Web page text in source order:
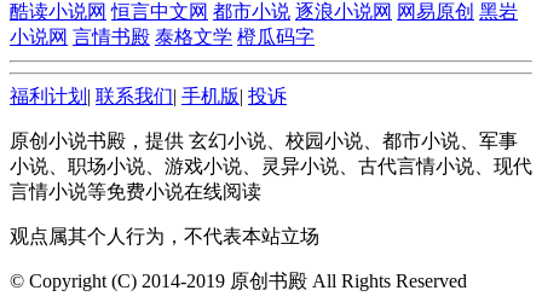
酷读小说网 恒言中文网 都市小说 逐浪小说网 网易原创 黑岩
小说网 言情书殿 泰格文学 橙瓜码字
福利计划 | 联系我们| 手机版| 投诉
原创小说书殿，提供 玄幻小说、校园小说、都市小说、军事
小说、职场小说、游戏小说、灵异小说、古代言情小说、现代
言情小说等免费小说在线阅读
观点属其个人行为，不代表本站立场
© Copyright (C) 2014-2019 原创书殿 All Rights Reserved